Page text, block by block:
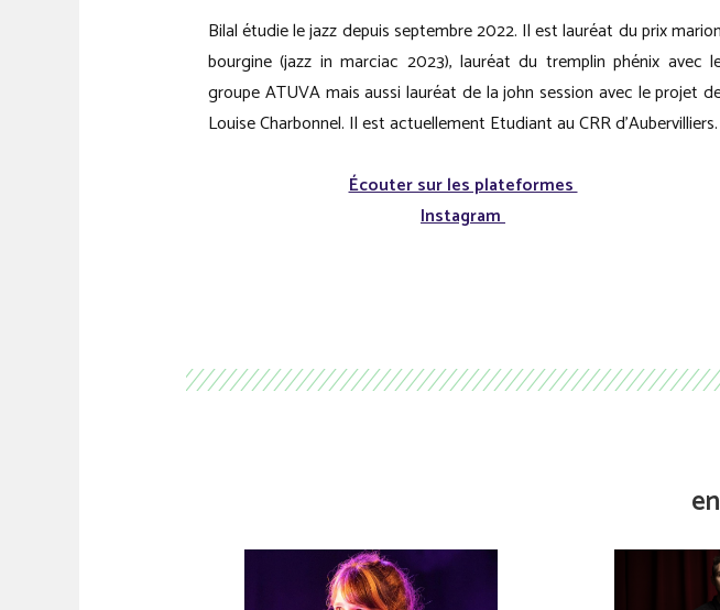
Bilal étudie le jazz depuis septembre 2022. Il est lauréat du prix marion
bourgine (jazz in marciac 2023), lauréat du tremplin phénix avec
groupe ATUVA mais aussi lauréat de la john session avec le projet
Louise Charbonnel. Il est actuellement Etudiant au CRR d’Aubervilliers.
Écouter sur les plateformes
Instagram